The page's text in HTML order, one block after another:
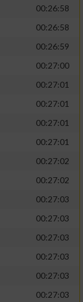
00:26:58
00:26:58
00:26:59
00:27:00
00:27:01
00:27:01
00:27:01
00:27:01
00:27:02
00:27:02
00:27:03
00:27:03
00:27:03
00:27:03
00:27:03
00:27:03